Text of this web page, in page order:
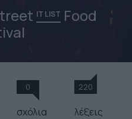
IT LIST Food
0
σχόλια
220
λέξεις